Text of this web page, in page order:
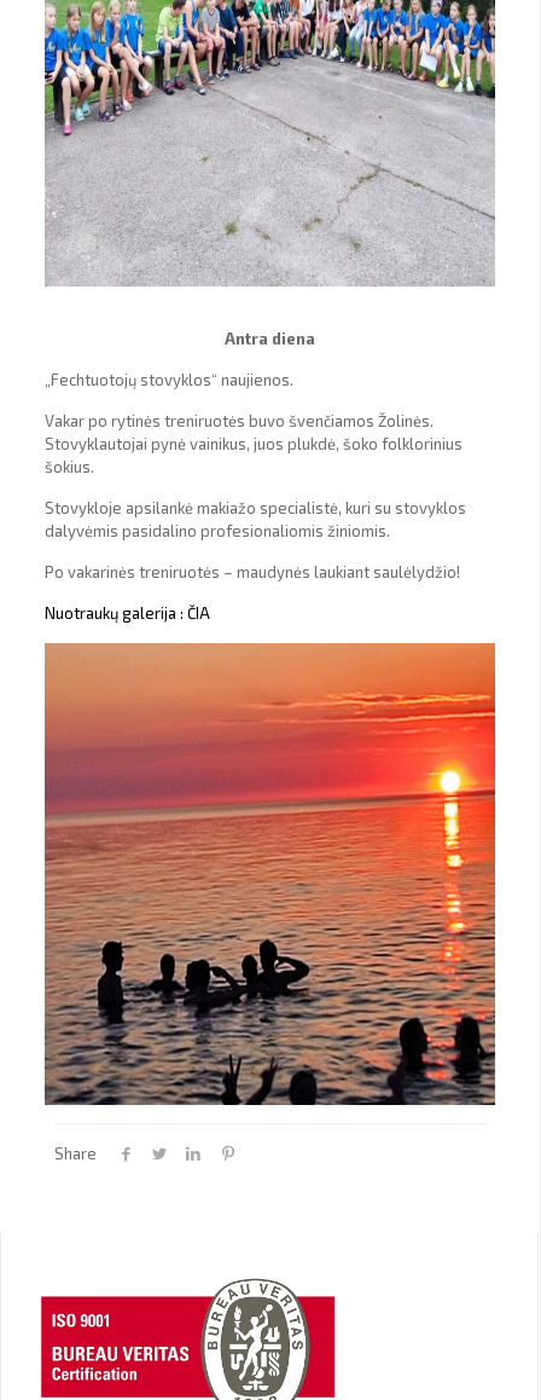
Antra diena
„Fechtuotojų stovyklos“ naujienos.
Vakar po rytinės treniruotės buvo švenčiamos Žolinės.
Stovyklautojai pynė vainikus, juos plukdė, šoko folklorinius
šokius.
Stovykloje apsilankė makiažo specialistė, kuri su stovyklos
dalyvėmis pasidalino profesionaliomis žiniomis.
Po vakarinės treniruotės – maudynės laukiant saulėlydžio!
Nuotraukų galerija : ČIA
Share